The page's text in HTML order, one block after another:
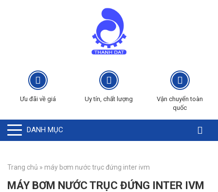
Ưu đãi về giá Uy tín, chất lượng
Vận chuyển toàn
quốc
DANH MỤC
Trang chủ » máy bơm nước trục đứng inter ivm
MÁY BƠM NƯỚC TRỤC ĐỨNG INTER IVM